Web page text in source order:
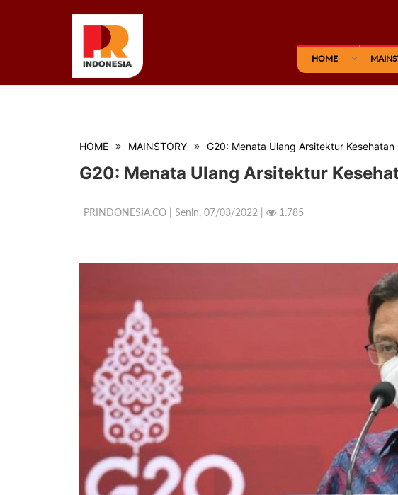
HOME
HOME MAINSTORY G20: Menata Ulang Arsitektur Kesehatan
G20: Menata Ulang Arsitektur
PRINDONESIA.CO | Senin, 07/03/2022 | 1.785